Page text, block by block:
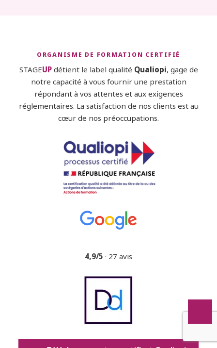
ORGANISME DE FORMATION CERTIFIÉ
STAGEUPdétient le label qualité Qualiopi, gage de
notre capacité à vous fournir une prestation
répondant à vos attentes et aux exigences
réglementaires. La satisfaction de nos clients est au
cœur de nos préoccupations.
4,9/5 · 27 avis